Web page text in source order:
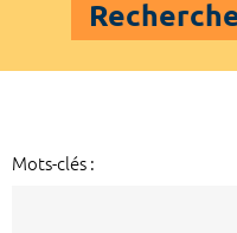
Mots-clés :